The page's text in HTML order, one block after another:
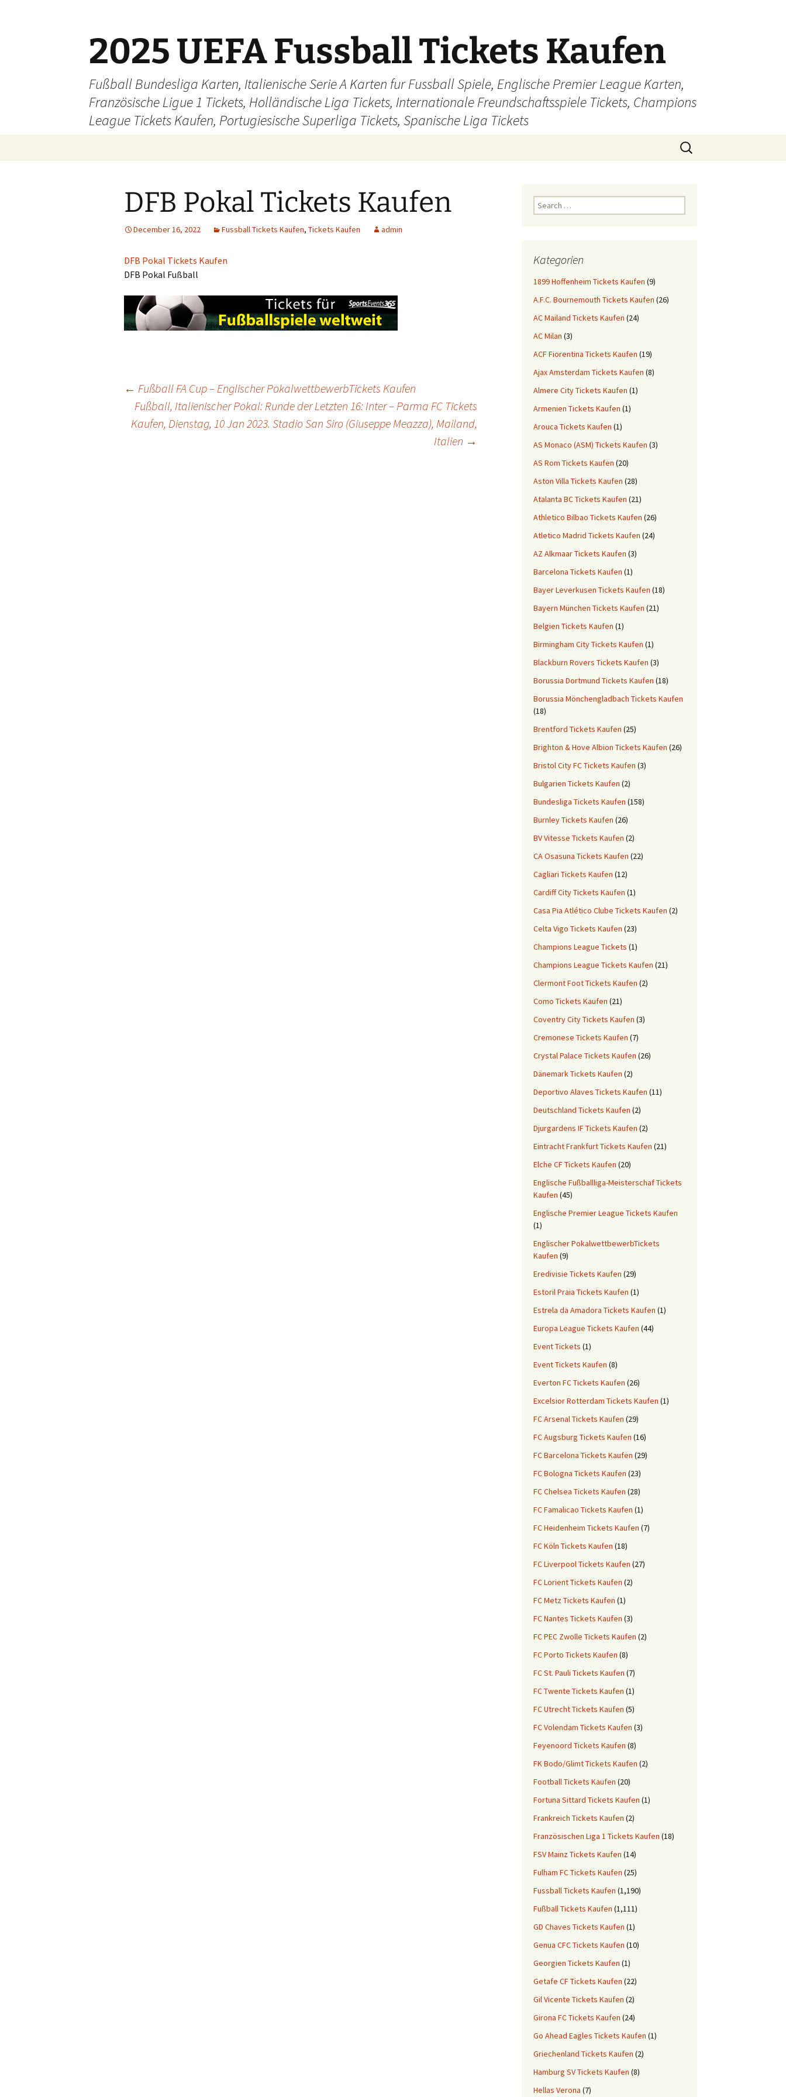
2025 UEFA Fussball Tickets Kaufen
Fußball Bundesliga Karten, Italienische Serie A Karten fur Fussball Spiele, Englische Premier League Karten,
Französische Ligue 1 Tickets, Holländische Liga Tickets, Internationale Freundschaftsspiele Tickets, Champions
League Tickets Kaufen, Portugiesische Superliga Tickets, Spanische Liga Tickets
Search
for:
DFB Pokal Tickets Kaufen
December 16, 2022 Fussball Tickets Kaufen, Tickets Kaufen admin
DFB Pokal Tickets Kaufen
DFB Pokal Fußball
navigation
← Fußball FA Cup – Englischer PokalwettbewerbTickets Kaufen
Fußball, Italienischer Pokal: Runde der Letzten 16: Inter – Parma FC Tickets
Kaufen, Dienstag, 10 Jan 2023. Stadio San Siro (Giuseppe Meazza), Mailand,
Italien →
Search
for:
Kategorien
1899 Hoffenheim Tickets Kaufen (9)
A.F.C. Bournemouth Tickets Kaufen (26)
AC Mailand Tickets Kaufen (24)
AC Milan (3)
ACF Fiorentina Tickets Kaufen (19)
Ajax Amsterdam Tickets Kaufen (8)
Almere City Tickets Kaufen (1)
Armenien Tickets Kaufen (1)
Arouca Tickets Kaufen (1)
AS Monaco (ASM) Tickets Kaufen (3)
AS Rom Tickets Kaufen (20)
Aston Villa Tickets Kaufen (28)
Atalanta BC Tickets Kaufen (21)
Athletico Bilbao Tickets Kaufen (26)
Atletico Madrid Tickets Kaufen (24)
AZ Alkmaar Tickets Kaufen (3)
Barcelona Tickets Kaufen (1)
Bayer Leverkusen Tickets Kaufen (18)
Bayern München Tickets Kaufen (21)
Belgien Tickets Kaufen (1)
Birmingham City Tickets Kaufen (1)
Blackburn Rovers Tickets Kaufen (3)
Borussia Dortmund Tickets Kaufen (18)
Borussia Mönchengladbach Tickets Kaufen
(18)
Brentford Tickets Kaufen (25)
Brighton & Hove Albion Tickets Kaufen (26)
Bristol City FC Tickets Kaufen (3)
Bulgarien Tickets Kaufen (2)
Bundesliga Tickets Kaufen (158)
Burnley Tickets Kaufen (26)
BV Vitesse Tickets Kaufen (2)
CA Osasuna Tickets Kaufen (22)
Cagliari Tickets Kaufen (12)
Cardiff City Tickets Kaufen (1)
Casa Pia Atlético Clube Tickets Kaufen (2)
Celta Vigo Tickets Kaufen (23)
Champions League Tickets (1)
Champions League Tickets Kaufen (21)
Clermont Foot Tickets Kaufen (2)
Como Tickets Kaufen (21)
Coventry City Tickets Kaufen (3)
Cremonese Tickets Kaufen (7)
Crystal Palace Tickets Kaufen (26)
Dänemark Tickets Kaufen (2)
Deportivo Alaves Tickets Kaufen (11)
Deutschland Tickets Kaufen (2)
Djurgardens IF Tickets Kaufen (2)
Eintracht Frankfurt Tickets Kaufen (21)
Elche CF Tickets Kaufen (20)
Englische Fußballliga-Meisterschaf Tickets
Kaufen (45)
Englische Premier League Tickets Kaufen
(1)
Englischer PokalwettbewerbTickets
Kaufen (9)
Eredivisie Tickets Kaufen (29)
Estoril Praia Tickets Kaufen (1)
Estrela da Amadora Tickets Kaufen (1)
Europa League Tickets Kaufen (44)
Event Tickets (1)
Event Tickets Kaufen (8)
Everton FC Tickets Kaufen (26)
Excelsior Rotterdam Tickets Kaufen (1)
FC Arsenal Tickets Kaufen (29)
FC Augsburg Tickets Kaufen (16)
FC Barcelona Tickets Kaufen (29)
FC Bologna Tickets Kaufen (23)
FC Chelsea Tickets Kaufen (28)
FC Famalicao Tickets Kaufen (1)
FC Heidenheim Tickets Kaufen (7)
FC Köln Tickets Kaufen (18)
FC Liverpool Tickets Kaufen (27)
FC Lorient Tickets Kaufen (2)
FC Metz Tickets Kaufen (1)
FC Nantes Tickets Kaufen (3)
FC PEC Zwolle Tickets Kaufen (2)
FC Porto Tickets Kaufen (8)
FC St. Pauli Tickets Kaufen (7)
FC Twente Tickets Kaufen (1)
FC Utrecht Tickets Kaufen (5)
FC Volendam Tickets Kaufen (3)
Feyenoord Tickets Kaufen (8)
FK Bodo/Glimt Tickets Kaufen (2)
Football Tickets Kaufen (20)
Fortuna Sittard Tickets Kaufen (1)
Frankreich Tickets Kaufen (2)
Französischen Liga 1 Tickets Kaufen (18)
FSV Mainz Tickets Kaufen (14)
Fulham FC Tickets Kaufen (25)
Fussball Tickets Kaufen (1,190)
Fußball Tickets Kaufen (1,111)
GD Chaves Tickets Kaufen (1)
Genua CFC Tickets Kaufen (10)
Georgien Tickets Kaufen (1)
Getafe CF Tickets Kaufen (22)
Gil Vicente Tickets Kaufen (2)
Girona FC Tickets Kaufen (24)
Go Ahead Eagles Tickets Kaufen (1)
Griechenland Tickets Kaufen (2)
Hamburg SV Tickets Kaufen (8)
Hellas Verona (7)